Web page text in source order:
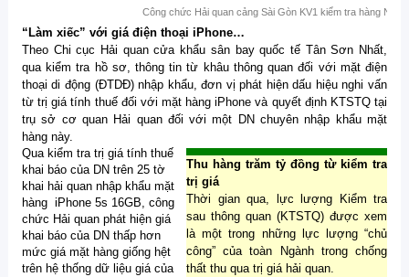
Công chức Hải quan cảng Sài Gòn KV1 kiểm tra hàng NK.
“Làm xiếc” với giá điện thoại iPhone…
Theo Chi cục Hải quan cửa khẩu sân bay quốc tế Tân Sơn Nhất,
qua kiểm tra hồ sơ, thông tin từ khâu thông quan đối với mặt điện
thoại di động (ĐTDĐ) nhập khẩu, đơn vị phát hiện dấu hiệu nghi vấn
từ trị giá tính thuế đối với mặt hàng iPhone và quyết định KTSTQ tại
trụ sở cơ quan Hải quan đối với một DN chuyên nhập khẩu mặt
hàng này.
Thu hàng trăm tỷ đồng từ kiểm tra
trị giá
Thời gian qua, lực lượng Kiểm tra
sau thông quan (KTSTQ) được xem
là một trong những lực lượng “chủ
công” của toàn Ngành trong chống
thất thu qua trị giá hải quan.
Qua kiểm tra trị giá tính thuế
khai báo của DN trên 25 tờ
khai hải quan nhập khẩu mặt
hàng iPhone 5s 16GB, công
chức Hải quan phát hiện giá
khai báo của DN thấp hơn
mức giá mặt hàng giống hệt
trên hệ thống dữ liệu giá của